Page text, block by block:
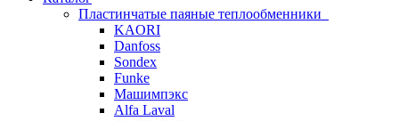
Пластинчатые паяные теплообменники
KAORI
Danfoss
Sondex
Funke
Машимпэкс
Alfa Laval